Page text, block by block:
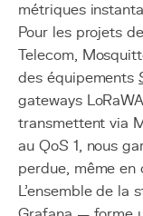
métriques
Pour les projets
Telecom,
des équipements
gateways
transmettent via
au QoS 1, nous
perdue, même
L'ensemble de la